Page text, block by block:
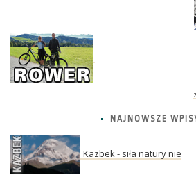
NAJNOWSZE
Kazbek - siła natury nie